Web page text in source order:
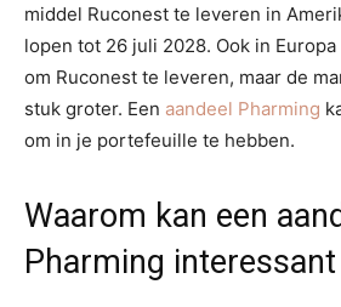
middel Ruconest te leveren in
lopen tot 26 juli 2028. Ook in
om Ruconest te leveren, maar de
stuk groter. Een aandeel Pharming
om in je portefeuille te hebben.
Waarom kan een
Pharming